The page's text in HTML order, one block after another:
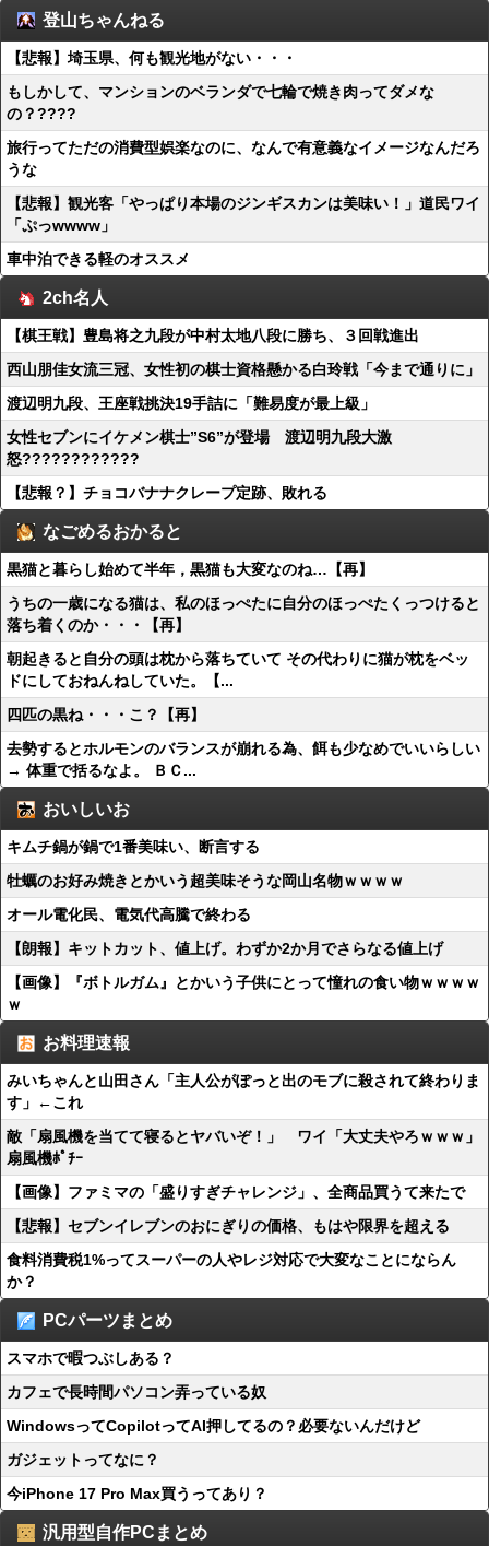
登山ちゃんねる
【悲報】埼玉県、何も観光地がない・・・
もしかして、マンションのベランダで七輪で焼き肉ってダメな
の？????
旅行ってただの消費型娯楽なのに、なんで有意義なイメージなんだろ
うな
【悲報】観光客「やっぱり本場のジンギスカンは美味い！」道民ワイ
「ぷっwwww」
車中泊できる軽のオススメ
2ch名人
【棋王戦】豊島将之九段が中村太地八段に勝ち、３回戦進出
西山朋佳女流三冠、女性初の棋士資格懸かる白玲戦「今まで通りに」
渡辺明九段、王座戦挑決19手詰に「難易度が最上級」
女性セブンにイケメン棋士”S6”が登場 渡辺明九段大激
怒????????????
【悲報？】チョコバナナクレープ定跡、敗れる
なごめるおかると
黒猫と暮らし始めて半年，黒猫も大変なのね…【再】
うちの一歳になる猫は、私のほっぺたに自分のほっぺたくっつけると
落ち着くのか・・・【再】
朝起きると自分の頭は枕から落ちていて その代わりに猫が枕をベッ
ドにしておねんねしていた。【...
四匹の黒ね・・・こ？【再】
去勢するとホルモンのバランスが崩れる為、餌も少なめでいいらしい
→ 体重で括るなよ。 ＢＣ...
おいしいお
キムチ鍋が鍋で1番美味い、断言する
牡蠣のお好み焼きとかいう超美味そうな岡山名物ｗｗｗｗ
オール電化民、電気代高騰で終わる
【朗報】キットカット、値上げ。わずか2か月でさらなる値上げ
【画像】『ボトルガム』とかいう子供にとって憧れの食い物ｗｗｗｗ
ｗ
お料理速報
みいちゃんと山田さん「主人公がぽっと出のモブに殺されて終わりま
す」←これ
敵「扇風機を当てて寝るとヤバいぞ！」 ワイ「大丈夫やろｗｗｗ」
扇風機ﾎﾟﾁｰ
【画像】ファミマの「盛りすぎチャレンジ」、全商品買うて来たで
【悲報】セブンイレブンのおにぎりの価格、もはや限界を超える
食料消費税1%ってスーパーの人やレジ対応で大変なことにならん
か？
PCパーツまとめ
スマホで暇つぶしある？
カフェで長時間パソコン弄っている奴
WindowsってCopilotってAI押してるの？必要ないんだけど
ガジェットってなに？
今iPhone 17 Pro Max買うってあり？
汎用型自作PCまとめ